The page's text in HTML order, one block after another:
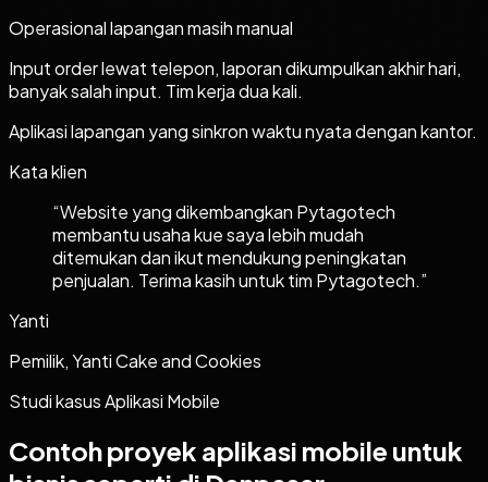
Operasional lapangan masih manual
Input order lewat telepon, laporan dikumpulkan akhir hari,
banyak salah input. Tim kerja dua kali.
Aplikasi lapangan yang sinkron waktu nyata dengan kantor.
Kata klien
“Website yang dikembangkan Pytagotech
membantu usaha kue saya lebih mudah
ditemukan dan ikut mendukung peningkatan
penjualan. Terima kasih untuk tim Pytagotech.”
Yanti
Pemilik, Yanti Cake and Cookies
Studi kasusAplikasi Mobile
Contoh proyek aplikasi mobile untuk